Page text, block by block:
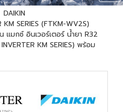
DAIKIN
KM SERIES (FTKM-WV2S)
แมกซ์ อินเวอร์เตอร์ น้ำยา R32
KM SERIES) พร้อม